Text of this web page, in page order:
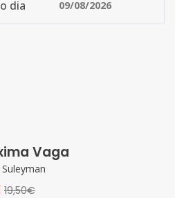
dia 09/08/2026
Vaga
19,50€